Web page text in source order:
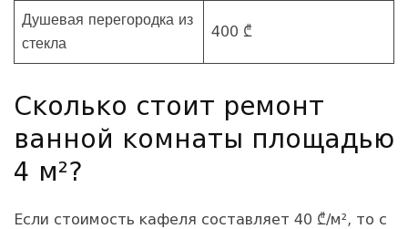
Душевая перегородка из
стекла
400 ₾
Сколько стоит ремонт
ванной комнаты площадью
4 м²?
Если стоимость кафеля составляет 40 ₾/м², то с